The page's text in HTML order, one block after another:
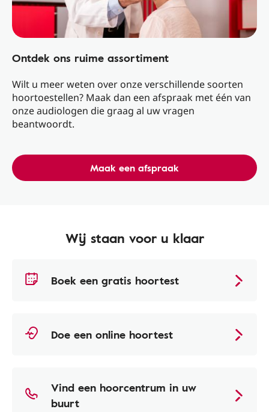
Ontdek ons ​​ruime assortiment
Wilt u meer weten over onze verschillende soorten
hoortoestellen? Maak dan een afspraak met één van
onze audiologen die graag al uw vragen
beantwoordt.
Maak een afspraak
Wij staan voor u klaar
Boek een gratis hoortest
Doe een online hoortest
Vind een hoorcentrum in uw
buurt